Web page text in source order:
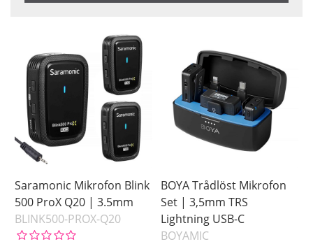
Benämning
Märke
Pris
Saramonic Mikrofon Blink
500 ProX Q20 | 3.5mm
BLINK500-PROX-Q20
BOYA Trådlöst Mikrofon
Set | 3,5mm TRS
Lightning USB-C
BOYAMIC